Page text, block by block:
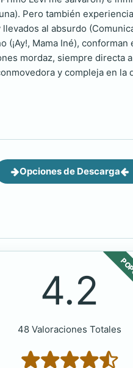
Pero también
al absurdo
Mama Iné),
mordaz, siempre
y compleja en
Opciones de Descarga
4.2
48 Valoraciones Totales